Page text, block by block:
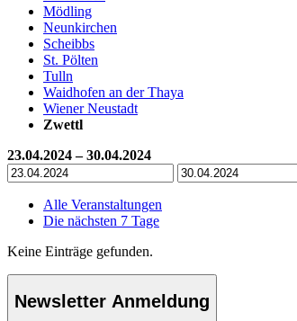
Mödling
Neunkirchen
Scheibbs
St. Pölten
Tulln
Waidhofen an der Thaya
Wiener Neustadt
Zwettl
23.04.2024 – 30.04.2024
Alle Veranstaltungen
Die nächsten 7 Tage
Keine Einträge gefunden.
Newsletter Anmeldung